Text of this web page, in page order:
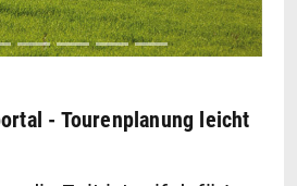
- Tourenplanung leicht